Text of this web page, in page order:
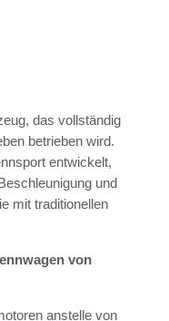
das vollständig
betrieben wird.
entwickelt,
und
mit traditionellen
von
anstelle von